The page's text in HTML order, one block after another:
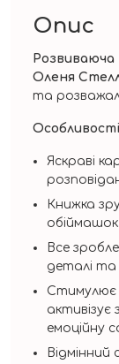
Опис
Оленя
та
Яскраві
Книжка
обіймашок.
Все
деталі та
Стимулює
емоційну